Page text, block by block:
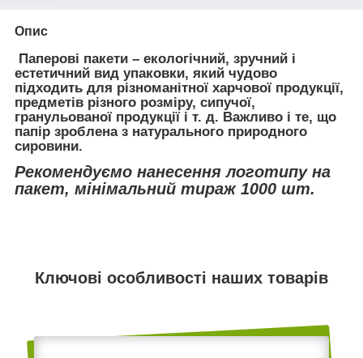
Опис
Паперові пакети – екологічний, зручний і
естетичний вид упаковки, який чудово
підходить для різноманітної харчової продукції,
предметів різного розміру, сипучої,
гранульованої продукції і т. д. Важливо і те, що
папір зроблена з натурального природного
сировини.
Рекомендуємо нанесення логотипу на
пакет, мінімальний тираж 1000 шт.
Ключові особливості наших товарів